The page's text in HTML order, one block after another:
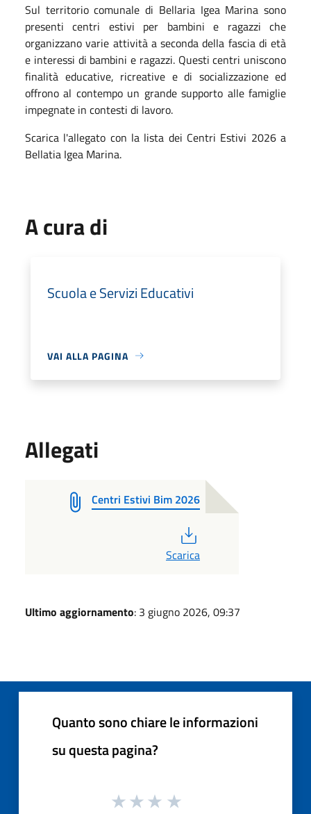
Sul territorio comunale di Bellaria Igea Marina sono
presenti centri estivi per bambini e ragazzi che
organizzano varie attività a seconda della fascia di età
e interessi di bambini e ragazzi. Questi centri uniscono
finalità educative, ricreative e di socializzazione ed
offrono al contempo un grande supporto alle famiglie
impegnate in contesti di lavoro.
Scarica l'allegato con la lista dei Centri Estivi 2026 a
Bellatia Igea Marina.
A cura di
Scuola e Servizi Educativi
VAI ALLA PAGINA
Allegati
Centri Estivi Bim 2026
Scarica
Ultimo aggiornamento: 3 giugno 2026, 09:37
Quanto sono chiare le informazioni
su questa pagina?